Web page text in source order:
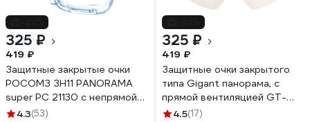
325 ₽
419 ₽
Защитные закрытые очки
РОСОМЗ ЗН11 PANORAMA
super PC 21130 с непрямой
вентиляцией
4.3(53)
325 ₽
419 ₽
Защитные очки закрытого
типа Gigant панорама, с
прямой вентиляцией GT-
211114.5(17)